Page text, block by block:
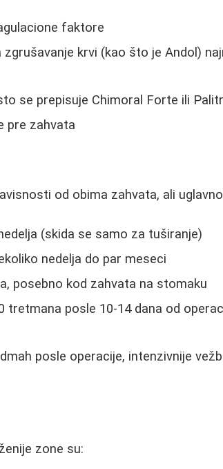
faktore
krvi (kao što je Andol)
se prepisuje Chimoral Forte ili
pre zahvata
od obima zahvata, ali
(skida se samo za tuširanje)
nedelja do par meseci
posebno kod zahvata na stomaku
tretmana posle 10-14 dana od
posle operacije, intenzivnije
zone su: